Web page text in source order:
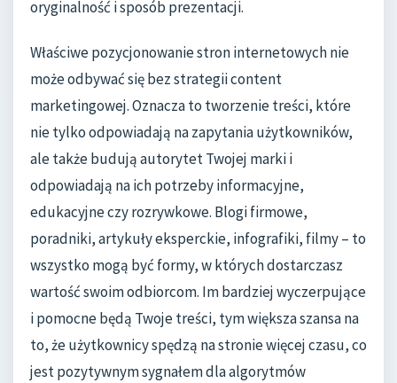
oryginalność i sposób prezentacji.
Właściwe pozycjonowanie stron internetowych nie
może odbywać się bez strategii content
marketingowej. Oznacza to tworzenie treści, które
nie tylko odpowiadają na zapytania użytkowników,
ale także budują autorytet Twojej marki i
odpowiadają na ich potrzeby informacyjne,
edukacyjne czy rozrywkowe. Blogi firmowe,
poradniki, artykuły eksperckie, infografiki, filmy – to
wszystko mogą być formy, w których dostarczasz
wartość swoim odbiorcom. Im bardziej wyczerpujące
i pomocne będą Twoje treści, tym większa szansa na
to, że użytkownicy spędzą na stronie więcej czasu, co
jest pozytywnym sygnałem dla algorytmów